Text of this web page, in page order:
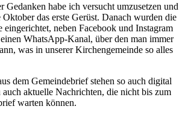
Gedanken habe ich versucht umzusetzen und
Oktober das erste Gerüst. Danach wurden die
eingerichtet, neben Facebook und Instagram
WhatsApp-Kanal, über den man immer
was in unserer Kirchengemeinde so alles
dem Gemeindebrief stehen so auch digital
aktuelle Nachrichten, die nicht bis zum
warten können.